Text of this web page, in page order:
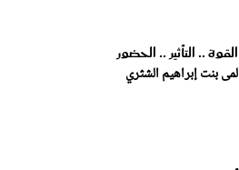
القوة .. التأثير .. الحضور
لمى بنت إبراهيم الشثري